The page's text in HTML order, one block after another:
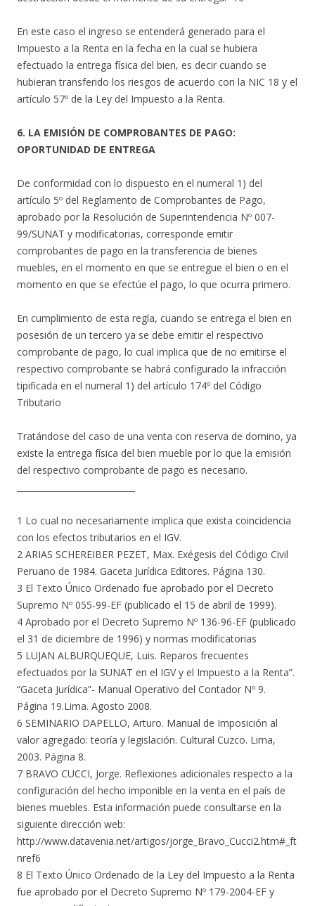
En este caso el ingreso se entenderá generado para el
Impuesto a la Renta en la fecha en la cual se hubiera
efectuado la entrega física del bien, es decir cuando se
hubieran transferido los riesgos de acuerdo con la NIC 18 y el
artículo 57º de la Ley del Impuesto a la Renta.
6. LA EMISIÓN DE COMPROBANTES DE PAGO:
OPORTUNIDAD DE ENTREGA
De conformidad con lo dispuesto en el numeral 1) del
artículo 5º del Reglamento de Comprobantes de Pago,
aprobado por la Resolución de Superintendencia Nº 007-
99/SUNAT y modificatorias, corresponde emitir
comprobantes de pago en la transferencia de bienes
muebles, en el momento en que se entregue el bien o en el
momento en que se efectúe el pago, lo que ocurra primero.
En cumplimiento de esta regla, cuando se entrega el bien en
posesión de un tercero ya se debe emitir el respectivo
comprobante de pago, lo cual implica que de no emitirse el
respectivo comprobante se habrá configurado la infracción
tipificada en el numeral 1) del artículo 174º del Código
Tributario
Tratándose del caso de una venta con reserva de domino, ya
existe la entrega física del bien mueble por lo que la emisión
del respectivo comprobante de pago es necesario.
1 Lo cual no necesariamente implica que exista coincidencia
con los efectos tributarios en el IGV.
2 ARIAS SCHEREIBER PEZET, Max. Exégesis del Código Civil
Peruano de 1984. Gaceta Jurídica Editores. Página 130.
3 El Texto Único Ordenado fue aprobado por el Decreto
Supremo Nº 055-99-EF (publicado el 15 de abril de 1999).
4 Aprobado por el Decreto Supremo Nº 136-96-EF (publicado
el 31 de diciembre de 1996) y normas modificatorias
5 LUJAN ALBURQUEQUE, Luis. Reparos frecuentes
efectuados por la SUNAT en el IGV y el Impuesto a la Renta”.
“Gaceta Jurídica”- Manual Operativo del Contador Nº 9.
Página 19.Lima. Agosto 2008.
6 SEMINARIO DAPELLO, Arturo. Manual de Imposición al
valor agregado: teoría y legislación. Cultural Cuzco. Lima,
2003. Página 8.
7 BRAVO CUCCI, Jorge. Reflexiones adicionales respecto a la
configuración del hecho imponible en la venta en el país de
bienes muebles. Esta información puede consultarse en la
siguiente dirección web:
http://www.datavenia.net/artigos/jorge_Bravo_Cucci2.htm#_ft
nref6
8 El Texto Único Ordenado de la Ley del Impuesto a la Renta
fue aprobado por el Decreto Supremo Nº 179-2004-EF y